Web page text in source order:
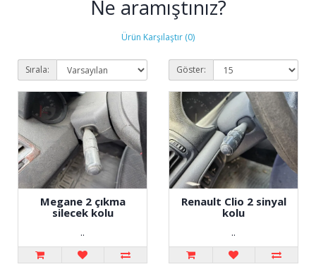
Ne aramıştınız?
Ürün Karşılaştır (0)
Sırala: Göster:
Megane 2 çıkma
silecek kolu
..
Renault Clio 2 sinyal
kolu
..